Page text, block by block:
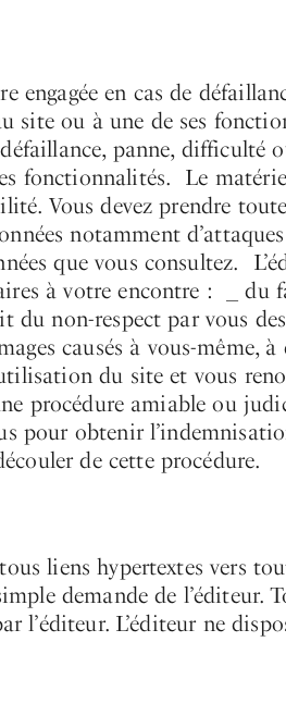
engagée en cas de
site ou à une de ses
défaillance, panne,
fonctionnalités. Le
Vous devez prendre
notamment
que vous consultez.
à votre encontre : _ du
non-respect par vous
causés à vous-
du site et vous
procédure amiable ou
pour obtenir
de cette procédure.
liens hypertextes vers
demande de l’éditeur.
l’éditeur. L’éditeur ne